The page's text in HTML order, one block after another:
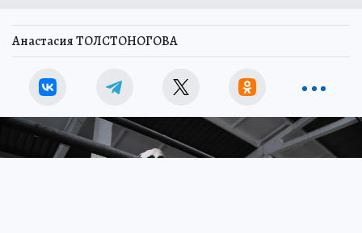
Анастасия ТОЛСТОНОГОВА